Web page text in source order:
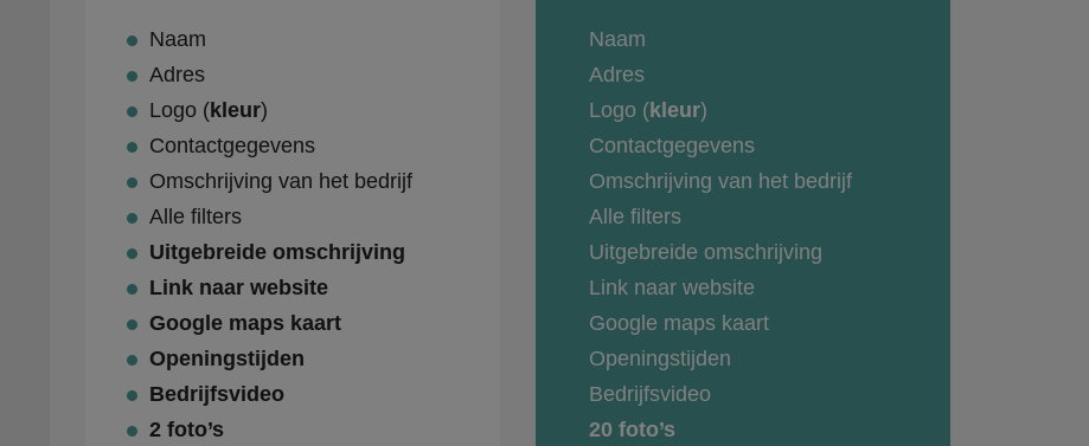
Naam
Adres
Logo (kleur)
Contactgegevens
Omschrijving van het bedrijf
Alle filters
Uitgebreide omschrijving
Link naar website
Google maps kaart
Openingstijden
Bedrijfsvideo
2 foto’s
Naam
Adres
Logo ( kleur)
Contactgegevens
Omschrijving van het bedrijf
Alle filters
Uitgebreide omschrijving
Link naar website
Google maps kaart
Openingstijden
Bedrijfsvideo
20 foto’s